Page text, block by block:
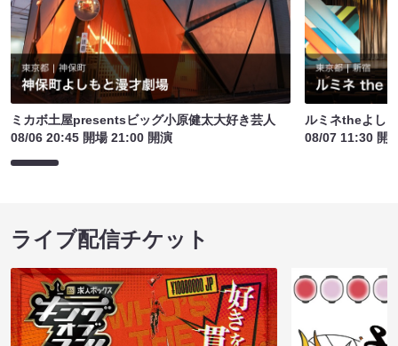
ミカボ土屋presentsビッグ小原健太大好き芸人
08/06 20:45 開場 21:00 開演
ルミネtheよし
08/07 11:30 開
ライブ配信チケット